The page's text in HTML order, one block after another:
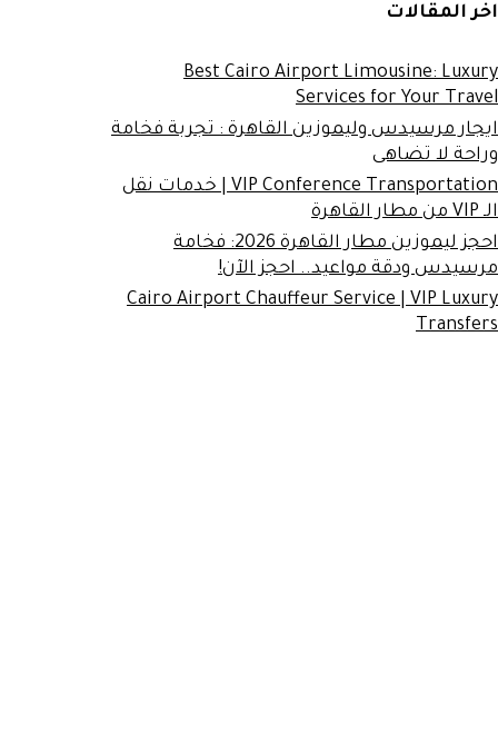
اخر المقالات
Best Cairo Airport Limousine: Luxury
Services for Your Travel
ايجار مرسيدس وليموزين القاهرة : تجربة فخامة
وراحة لا تضاهى
VIP Conference Transportation | خدمات نقل
الـ VIP من مطار القاهرة
احجز ليموزين مطار القاهرة 2026: فخامة
مرسيدس ودقة مواعيد.. احجز الآن!
Cairo Airport Chauffeur Service | VIP Luxury
Transfers